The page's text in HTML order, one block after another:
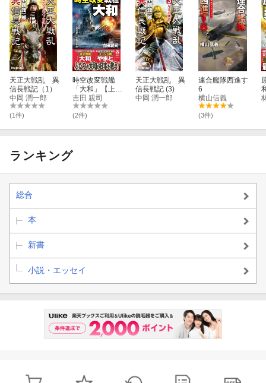
天正大戦乱 異
信長戦記（1）
中岡 潤一郎
(1件)
時空改変戦艦
「大和」【上】
イージス艦出
撃！ 米艦隊撃破
吉田 親司
(2件)
天正大戦乱 異
信長戦記 (3)
中岡 潤一郎
連合艦隊西進す
6
横山信義
(3件)
ランキング
総合
本
新書
小説・エッセイ